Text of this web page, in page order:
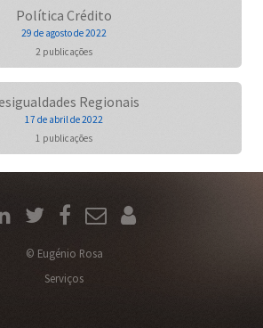
Política Crédito
29 de agosto de 2022
2 publicações
Regionais
17 de abril de 2022
1 publicações
© Eugénio Rosa
Serviços